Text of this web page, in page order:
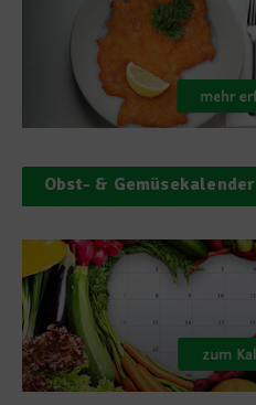
Obst- & Gemüsekalender